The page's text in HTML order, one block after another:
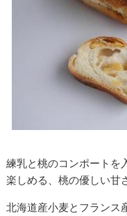
練乳と桃のコンポートを
楽しめる、桃の優しい甘
北海道産小麦とフランス